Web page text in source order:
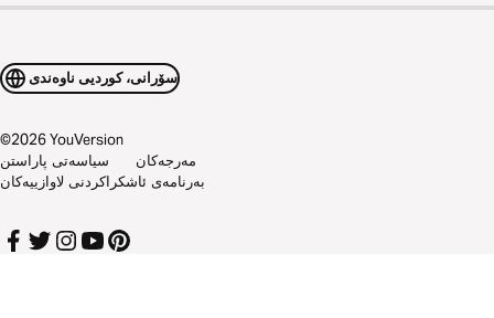
سۆرانی، کوردیی ناوەندی
©2026YouVersion
سیاسەتی پاراستن
مەرجەکان
بەرنامەی ئاشکراکردنی لاوازییەکان